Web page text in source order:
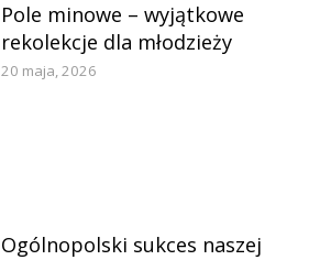
Pole minowe – wyjątkowe
rekolekcje dla młodzieży
20 maja, 2026
Ogólnopolski sukces naszej